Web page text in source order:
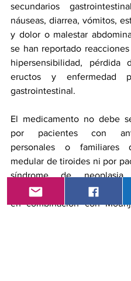
secundarios
náuseas, diarrea, vómitos,
y dolor o malestar
se han reportado
hipersensibilidad, pérdida
eructos y enfermedad
gastrointestinal.
El medicamento no debe
por pacientes con
personales o familiares
medular de tiroides ni por
síndrome de neoplasia
múltiple tipo 2. Tampoco
en combinación con